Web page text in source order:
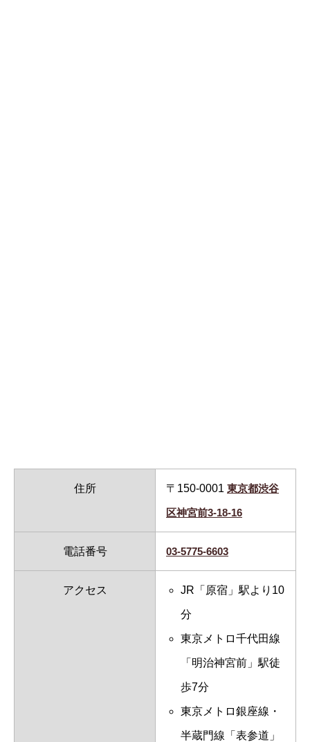
住所 〒150-0001 東京都渋谷
区神宮前3-18-16
電話番号 03-5775-6603
アクセス JR「原宿」駅より10
分
東京メトロ千代田線
「明治神宮前」駅徒
歩7分
東京メトロ銀座線・
半蔵門線「表参道」